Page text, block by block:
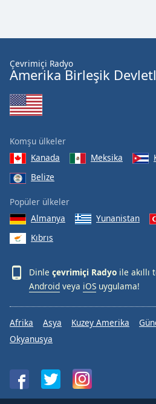
Çevrimiçi Radyo
Amerika Birleşik
Komşu ülkeler
Kanada
Meksika
Belize
Popüler ülkeler
Almanya
Yunanistan
Kıbrıs
Dinle çevrimiçi Radyo ile akıllı
Android veya iOS uygulama!
Afrika Asya Kuzey Amerika
Okyanusya